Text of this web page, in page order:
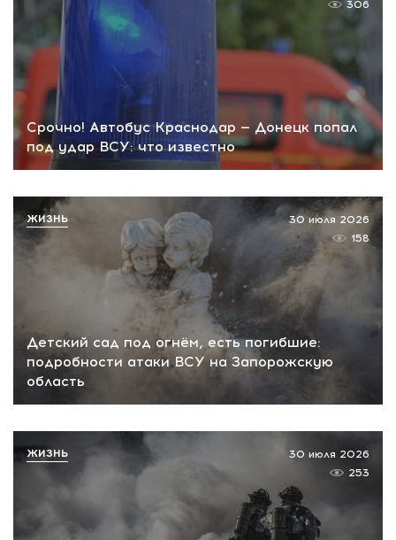
Срочно! Автобус Краснодар — Донецк попал
под удар ВСУ: что известно
306
Детский сад под огнём, есть погибшие:
подробности атаки ВСУ на Запорожскую
область
30 июля 2026
158
ЖИЗНЬ
30 июля 2026
253
ЖИЗНЬ